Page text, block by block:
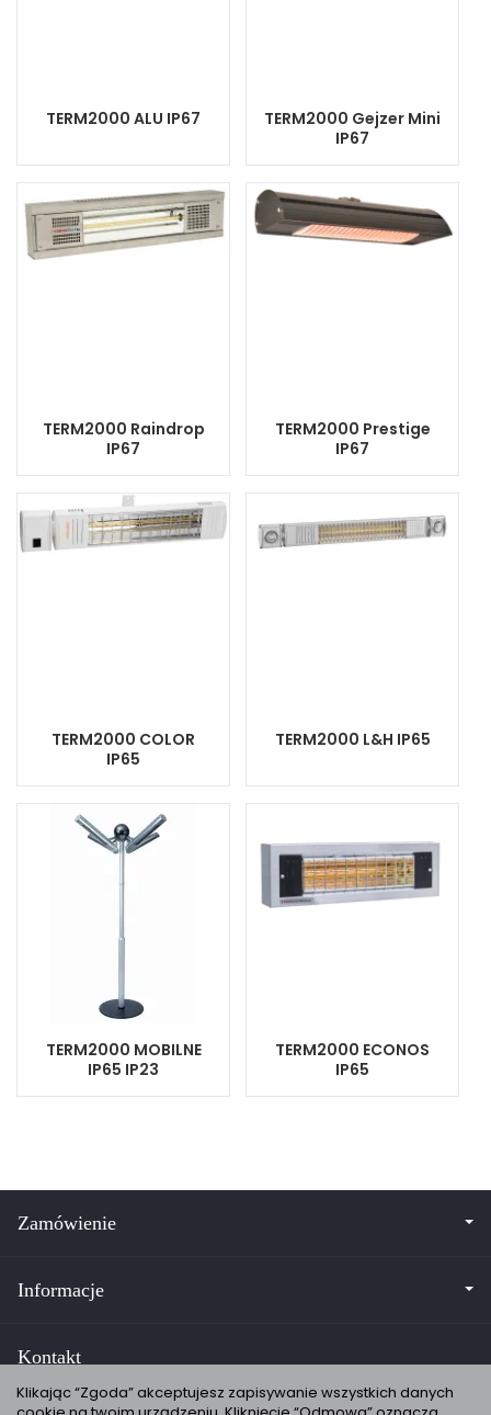
TERM2000 ALU IP67
TERM2000 Gejzer Mini
IP67
TERM2000 Raindrop
IP67
TERM2000 Prestige
IP67
TERM2000 COLOR
IP65
TERM2000 L&H IP65
TERM2000 MOBILNE
IP65 IP23
TERM2000 ECONOS
IP65
Zamówienie
Informacje
Kontakt
Klikając “Zgoda” akceptujesz zapisywanie wszystkich danych